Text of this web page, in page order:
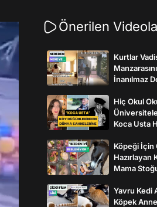
Önerilen
Kurtlar
İnanılmaz
Hiç Okul
Koca Usta
Köpeği İçin
Hazırlayan
Mama
Yavru Kedi
Köpek